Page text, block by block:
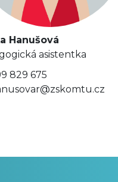
Hanušová
asistentka
829 675